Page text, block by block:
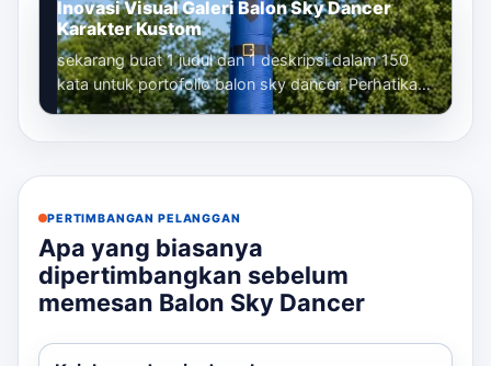
Inovasi Visual Galeri Balon Sky Dancer
Karakter Kustom
sekarang buat 1 judul dan 1 deskripsi dalam 150
kata untuk portofolio balon sky dancer. Perhatikan
bahwa kita sudah membuat banyak...
PERTIMBANGAN PELANGGAN
Apa yang biasanya
dipertimbangkan sebelum
memesan Balon Sky Dancer